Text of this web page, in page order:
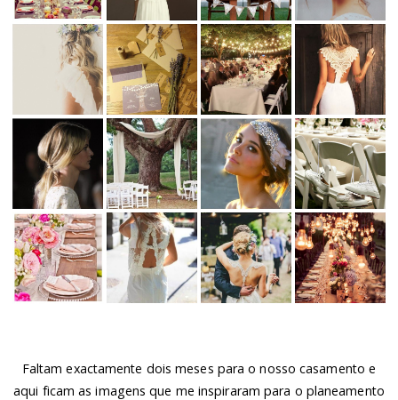
Faltam exactamente dois meses para o nosso casamento e
aqui ficam as imagens que me inspiraram para o planeamento